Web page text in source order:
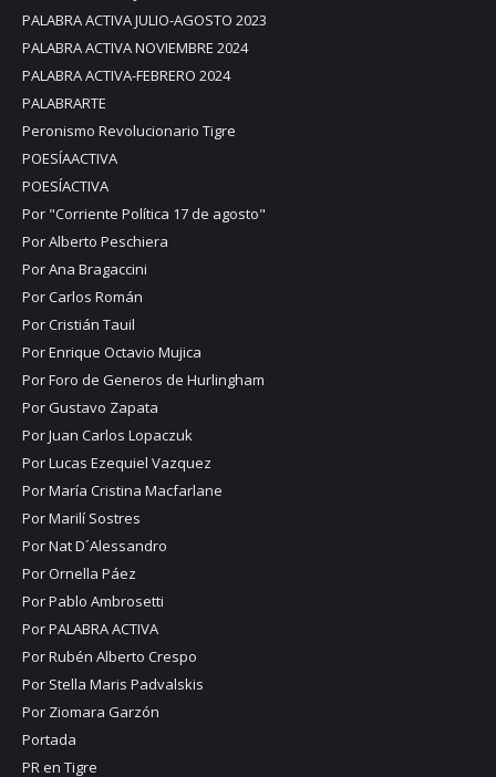
PALABRA ACTIVA JULIO-AGOSTO 2023
PALABRA ACTIVA NOVIEMBRE 2024
PALABRA ACTIVA-FEBRERO 2024
PALABRARTE
Peronismo Revolucionario Tigre
POESÍAACTIVA
POESÍACTIVA
Por "Corriente Política 17 de agosto"
Por Alberto Peschiera
Por Ana Bragaccini
Por Carlos Román
Por Cristián Tauil
Por Enrique Octavio Mujica
Por Foro de Generos de Hurlingham
Por Gustavo Zapata
Por Juan Carlos Lopaczuk
Por Lucas Ezequiel Vazquez
Por María Cristina Macfarlane
Por Marilí Sostres
Por Nat D´Alessandro
Por Ornella Páez
Por Pablo Ambrosetti
Por PALABRA ACTIVA
Por Rubén Alberto Crespo
Por Stella Maris Padvalskis
Por Ziomara Garzón
Portada
PR en Tigre